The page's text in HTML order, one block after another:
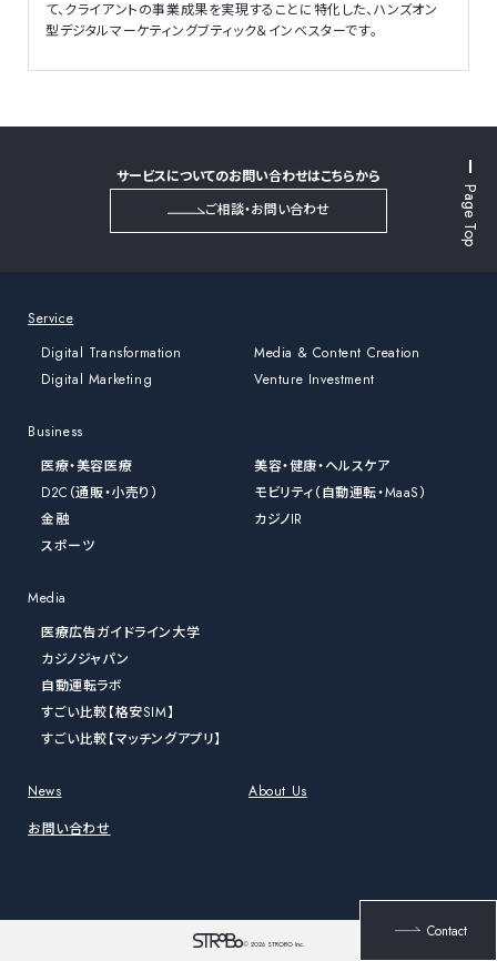
て、クライアントの事業成果を実現することに特化した、ハンズオン
型デジタルマーケティングブティック＆インベスターです。
Contact
© 2026 STROBO Inc.
サービスについてのお問い合わせはこちらから
ご相談・お問い合わせ
Service
Digital Transformation
Media & Content Creation
Digital Marketing
Venture Investment
Business
医療・美容医療
美容・健康・ヘルスケア
D2C（通販・小売り）
モビリティ（自動運転・MaaS）
金融
カジノIR
スポーツ
Media
医療広告ガイドライン大学
カジノジャパン
自動運転ラボ
すごい比較【格安SIM】
すごい比較【マッチングアプリ】
News
About Us
お問い合わせ
Page Top